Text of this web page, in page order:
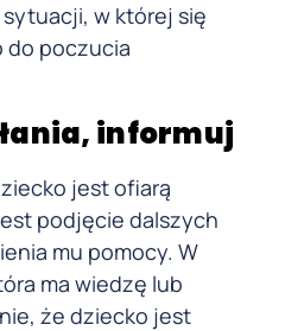
w której się
do poczucia
informuj
jest ofiarą
podjęcie dalszych
mu pomocy. W
ma wiedzę lub
że dziecko jest